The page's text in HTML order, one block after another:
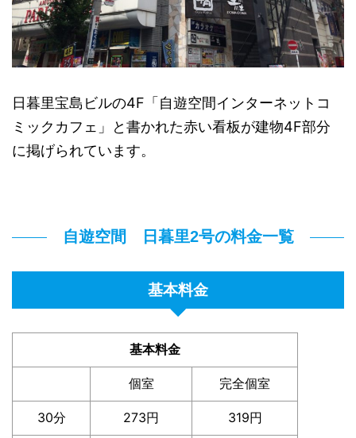
日暮里宝島ビルの4F「自遊空間インターネットコ
ミックカフェ」と書かれた赤い看板が建物4F部分
に掲げられています。
自遊空間 日暮里2号の料金一覧
基本料金
基本料金
個室 完全個室
30分 273円 319円